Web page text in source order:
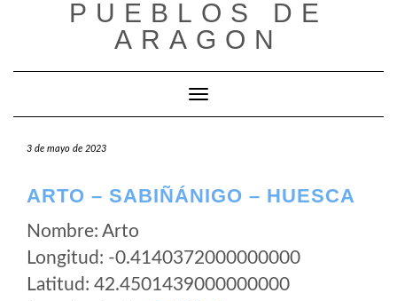
PUEBLOS DE
ARAGON
Cambiar modo de navegación
3 de mayo de 2023
ARTO – SABIÑÁNIGO – HUESCA
Nombre: Arto
Longitud: -0.4140372000000000
Latitud: 42.4501439000000000